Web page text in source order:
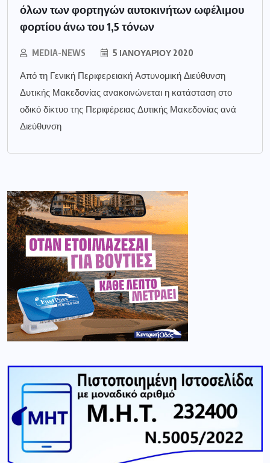
όλων των φορτηγών αυτοκινήτων ωφέλιμου
φορτίου άνω του 1,5 τόνων
MEDIA-NEWS 5 ΙΑΝΟΥΑΡΊΟΥ 2020
Από τη Γενική Περιφερειακή Αστυνομική Διεύθυνση
Δυτικής Μακεδονίας ανακοινώνεται η κατάσταση στο
οδικό δίκτυο της Περιφέρειας Δυτικής Μακεδονίας ανά
Διεύθυνση